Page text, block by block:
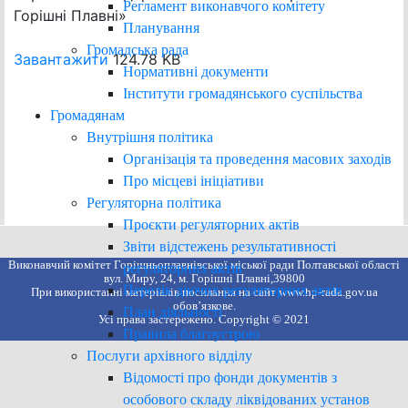
Регламент виконавчого комітету
Планування
Громадська рада
Нормативні документи
Інститути громадянського суспільства
Громадянам
Внутрішня політика
Організація та проведення масових заходів
Про місцеві ініціативи
Регуляторна політика
Проєкти регуляторних актів
Звіти відстежень результативності
регуляторних актів
Перелік діючих регуляторних актів
План діяльності
Правила благоустрою
Послуги архівного відділу
Відомості про фонди документів з
особового складу ліквідованих установ
Горішні Плавні»
Завантажити124.78 KB
Виконавчий комітет Горішньоплавнівської міської ради Полтавської області
вул. Миру, 24, м. Горішні Плавні,39800
При використанні матеріалів посилання на сайт www.hp-rada.gov.ua
обов’язкове.
Усі права застережено. Copyright © 2021